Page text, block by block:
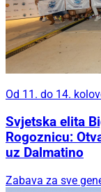
Od 11. do 14.
Svjetska elita
Rogoznicu:
uz Dalmatino
Zabava za sve